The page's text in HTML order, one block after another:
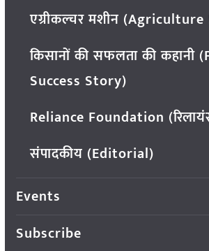
एग्रीकल्चर मशीन
किसानों की सफलता की कहानी
Success Story)
Reliance Foundation
संपादकीय (Editorial)
Events
Subscribe